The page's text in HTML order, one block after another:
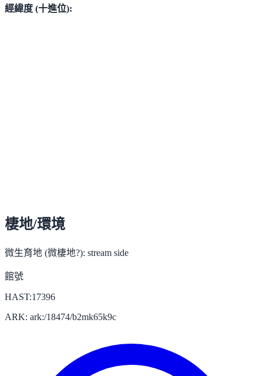
經緯度 (十進位):
棲地/環境
微生育地 (微棲地?): stream side
館號
HAST:17396
ARK: ark:/18474/b2mk65k9c